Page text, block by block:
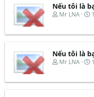
t
e
d
s
r
e
r
ắ
t
u
Nếu tôi là
T
e
d
s
r
Mr LNA
y
ắ
t
u
Nếu tôi là
T
e
Mr LNA
y